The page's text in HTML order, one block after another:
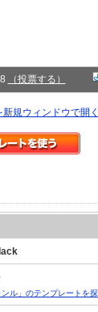
（投票する）
規ウィンドウで開
ンル」のテンプレートを